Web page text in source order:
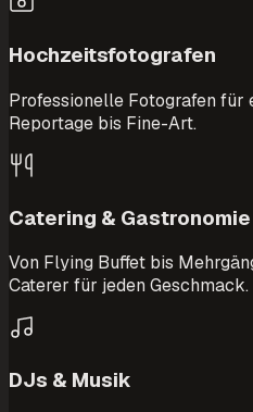
Hochzeitsfotografen
Professionelle Fotografen
Reportage bis Fine-Art.
Catering & Gastronomie
Von Flying Buffet bis
Caterer für jeden Geschmack.
DJs & Musik